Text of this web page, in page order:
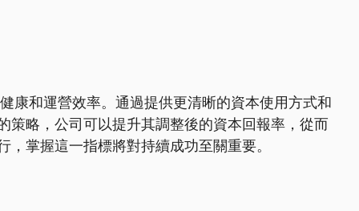
康和運營效率。通過提供更清晰的資本使用方式和
略，公司可以提升其調整後的資本回報率，從而
掌握這一指標將對持續成功至關重要。